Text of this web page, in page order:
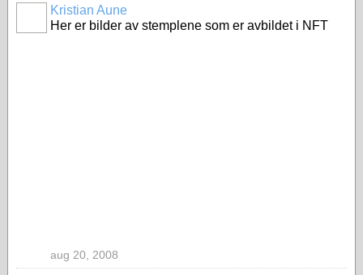
Kristian Aune
Her er bilder av stemplene som er avbildet i NFT
aug 20, 2008